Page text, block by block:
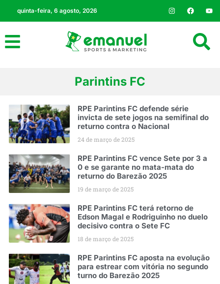
quinta-feira, 6 agosto, 2026
Parintins FC
RPE Parintins FC defende série
invicta de sete jogos na semifinal do
returno contra o Nacional
24 de março de 2025
RPE Parintins FC vence Sete por 3 a
0 e se garante no mata-mata do
returno do Barezão 2025
19 de março de 2025
RPE Parintins FC terá retorno de
Edson Magal e Rodriguinho no duelo
decisivo contra o Sete FC
18 de março de 2025
RPE Parintins FC aposta na evolução
para estrear com vitória no segundo
turno do Barezão 2025